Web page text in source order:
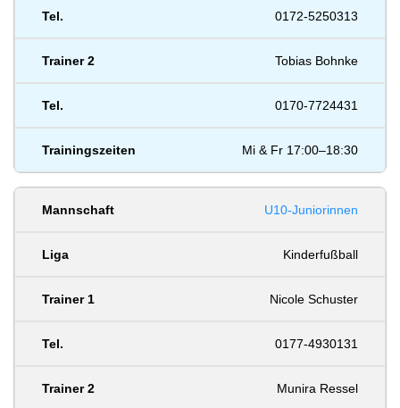
0172-5250313
Tobias Bohnke
0170-7724431
Mi & Fr 17:00–18:30
U10-Juniorinnen
Kinderfußball
Nicole Schuster
0177-4930131
Munira Ressel